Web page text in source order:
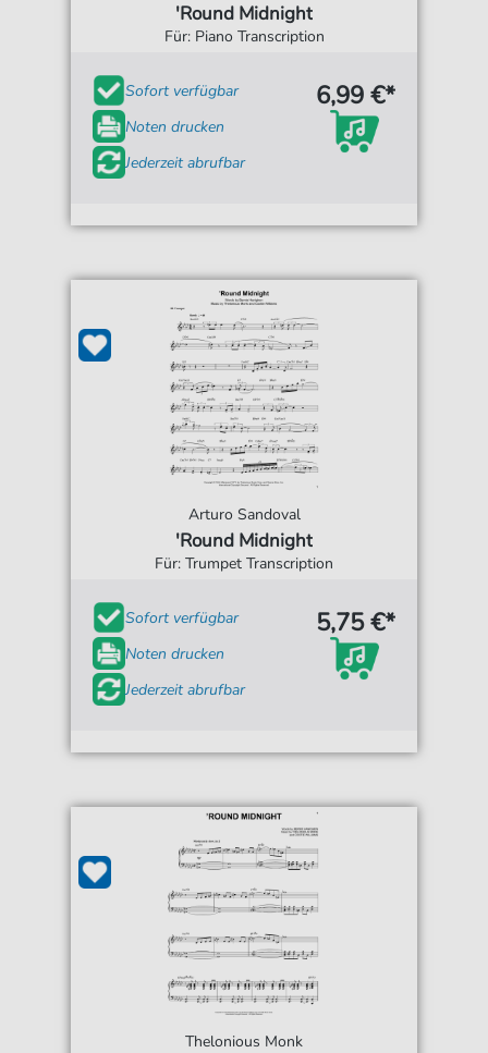
'Round Midnight
Für: Piano Transcription
Sofort verfügbar
Noten drucken
Jederzeit abrufbar
6,99 €*
Arturo Sandoval
'Round Midnight
Für: Trumpet Transcription
Sofort verfügbar
Noten drucken
Jederzeit abrufbar
5,75 €*
Thelonious Monk